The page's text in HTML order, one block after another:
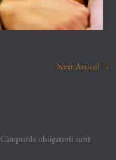
Next Articol →
Câmpurile obligatorii sunt